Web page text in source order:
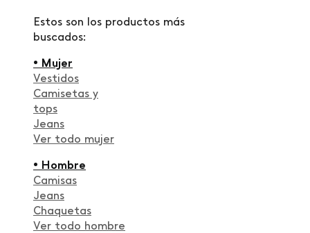
Estos son los productos más
buscados:
• Mujer
Vestidos
Camisetas y
tops
Jeans
Ver todo mujer
• Hombre
Camisas
Jeans
Chaquetas
Ver todo hombre